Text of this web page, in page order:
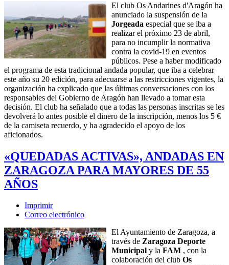
El club Os Andarines d'Aragón ha
anunciado la suspensión de la
Jorgeada especial que se iba a
realizar el próximo 23 de abril,
para no incumplir la normativa
contra la covid-19 en eventos
públicos. Pese a haber modificado
el programa de esta tradicional andada popular, que iba a celebrar
este año su 20 edición, para adecuarse a las restricciones vigentes, la
organización ha explicado que las últimas conversaciones con los
responsables del Gobierno de Aragón han llevado a tomar esta
decisión. El club ha señalado que a todas las personas inscritas se les
devolverá lo antes posible el dinero de la inscripción, menos los 5 €
de la camiseta recuerdo, y ha agradecido el apoyo de los
aficionados.
«QUEDADAS ACTIVAS», ANDADAS EN
ZARAGOZA PARA MAYORES DE 55
AÑOS
Imprimir
Correo electrónico
El Ayuntamiento de Zaragoza, a
través de Zaragoza Deporte
Municipal y la FAM , con la
colaboración del club Os